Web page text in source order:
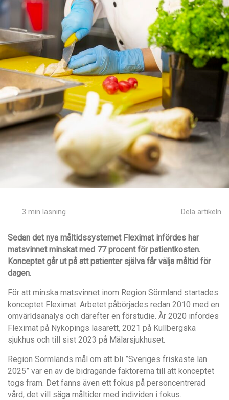
3 min läsning Dela artikeln
Sedan det nya måltidssystemet Fleximat infördes har
matsvinnet minskat med 77 procent för patientkosten.
Konceptet går ut på att patienter själva får välja måltid för
dagen.
För att minska matsvinnet inom Region Sörmland startades
konceptet Fleximat. Arbetet påbörjades redan 2010 med en
omvärldsanalys och därefter en förstudie. År 2020 infördes
Fleximat på Nyköpings lasarett, 2021 på Kullbergska
sjukhus och till sist 2023 på Mälarsjukhuset.
Region Sörmlands mål om att bli ”Sveriges friskaste län
2025” var en av de bidragande faktorerna till att konceptet
togs fram. Det fanns även ett fokus på personcentrerad
vård, det vill säga måltider med individen i fokus.